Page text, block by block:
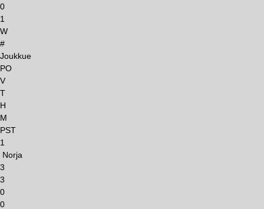
0
1
W
#
Joukkue
PO
V
T
H
M
PST
1
Norja
3
3
0
0